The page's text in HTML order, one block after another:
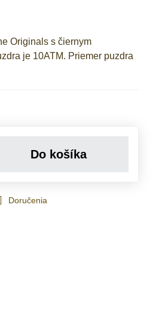
Originals s čiernym
je 10ATM. Priemer puzdra
Do košíka
Doručenia